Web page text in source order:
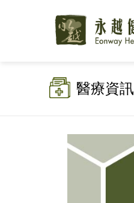
醫療資訊